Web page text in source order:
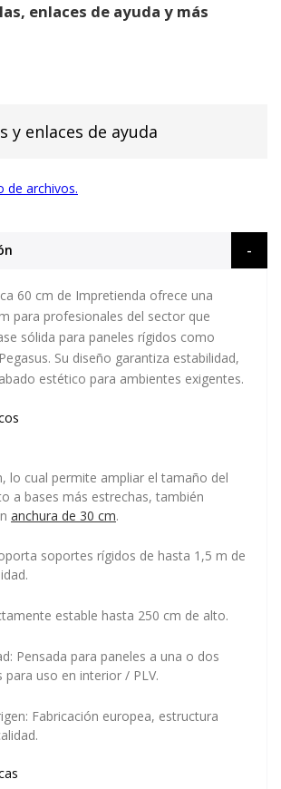
enlaces de ayuda y más
y enlaces de ayuda
de archivos.
60 cm de Impretienda ofrece una
para profesionales del sector que
sólida para paneles rígidos como
Su diseño garantiza estabilidad,
estético para ambientes exigentes.
lo cual permite ampliar el tamaño del
a bases más estrechas, también
anchura de 30 cm.
soportes rígidos de hasta 1,5 m de
estable hasta 250 cm de alto.
: Pensada para paneles a una o dos
para uso en interior / PLV.
: Fabricación europea, estructura